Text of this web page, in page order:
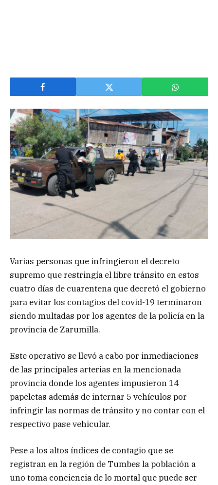
Varias personas que infringieron el decreto
supremo que restringía el libre tránsito en estos
cuatro días de cuarentena que decretó el gobierno
para evitar los contagios del covid-19 terminaron
siendo multadas por los agentes de la policía en la
provincia de Zarumilla.
Este operativo se llevó a cabo por inmediaciones
de las principales arterias en la mencionada
provincia donde los agentes impusieron 14
papeletas además de internar 5 vehículos por
infringir las normas de tránsito y no contar con el
respectivo pase vehicular.
Pese a los altos índices de contagio que se
registran en la región de Tumbes la población a
uno toma conciencia de lo mortal que puede ser